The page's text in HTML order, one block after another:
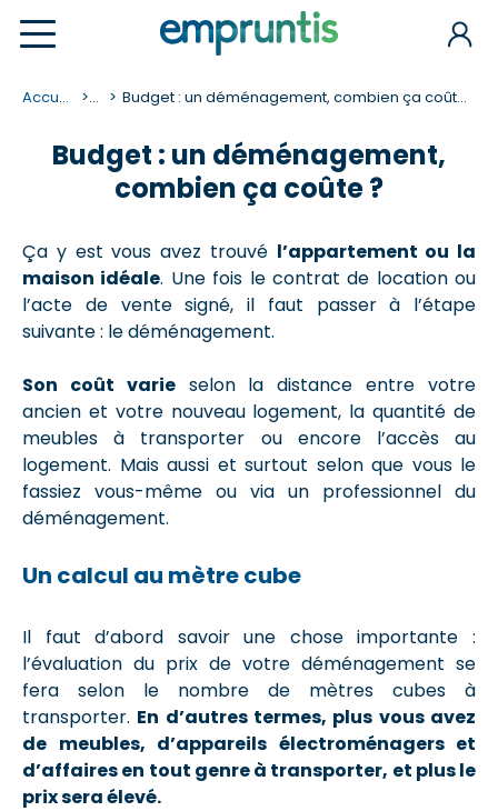
Accueil ... Budget : un déménagement, combien ça coûte ?
Budget : un déménagement,
combien ça coûte ?
Ça y est vous avez trouvé l’appartement ou la
maison idéale. Une fois le contrat de location ou
l’acte de vente signé, il faut passer à l’étape
suivante : le déménagement.
Son coût varieselon la distance entre votre
ancien et votre nouveau logement, la quantité de
meubles à transporter ou encore l’accès au
logement. Mais aussi et surtout selon que vous le
fassiez vous-même ou via un professionnel du
déménagement.
Un calcul au mètre cube
Il faut d’abord savoir une chose importante :
l’évaluation du prix de votre déménagement se
fera selon le nombre de mètres cubes à
transporter. En d’autres termes, plus vous avez
de meubles, d’appareils électroménagers et
d’affaires en tout genre à transporter, et plus le
prix sera élevé.